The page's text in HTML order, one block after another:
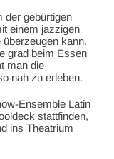
der gebürtigen
einem jazzigen
kann.
grad beim Essen
man die
nah zu erleben.
Ensemble Latin
stattfinden,
ins Theatrium